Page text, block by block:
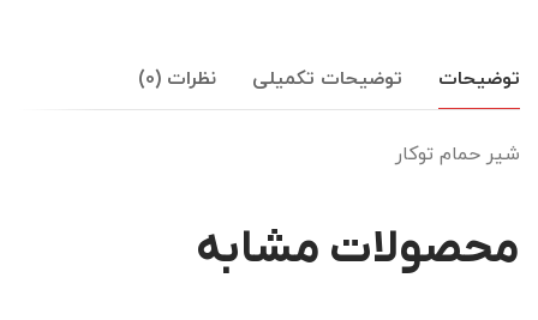
توضیحات توضیحات تکمیلی نظرات (0)
شیر حمام توکار
محصولات مشابه